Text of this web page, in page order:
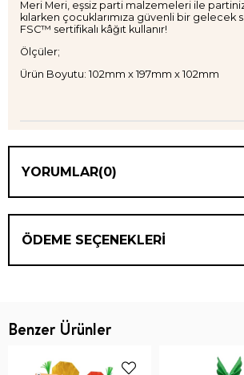
Meri Meri, eşsiz parti malzemeleri ile
kılarken çocuklarımıza güvenli bir gelecek
FSC™ sertifikalı kâğıt kullanır!
Ölçüler;
Ürün Boyutu: 102mm x 197mm x 102mm
YORUMLAR(0)
ÖDEME SEÇENEKLERI
Benzer Ürünler